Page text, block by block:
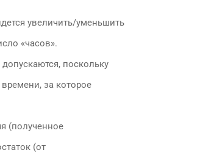
увеличить/уменьшить
«часов».
поскольку
за которое
(полученное
(от